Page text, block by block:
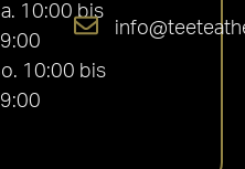
10:00 bis
10:00 bis